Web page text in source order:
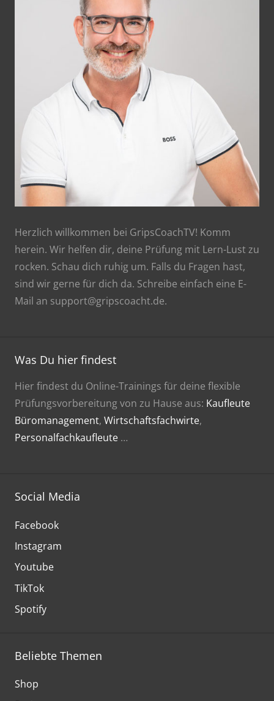
Herzlich willkommen bei GripsCoachTV! Komm
herein. Wir helfen dir, deine Prüfung mit Lern-Lust zu
rocken. Schau dich ruhig um. Falls du Fragen hast,
sind wir gerne für dich da. Schreibe einfach eine E-
Mail an support@gripscoacht.de.
Was Du hier findest
Hier findest du Online-Trainings für deine flexible
Prüfungsvorbereitung von zu Hause aus: Kaufleute
Büromanagement, Wirtschaftsfachwirte,
Personalfachkaufleute …
Social Media
Facebook
Instagram
Youtube
TikTok
Spotify
Beliebte Themen
Shop